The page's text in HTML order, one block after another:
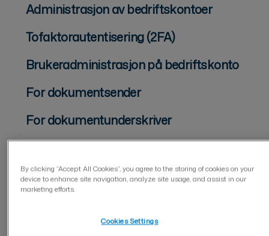
Administrasjon av bedriftskontoer
Tofaktorautentisering (2FA)
Brukeradministrasjon på bedriftskonto
For dokumentsender
For dokumentunderskriver
Dokumenthåndtering
Dokumenter
Nøkkelord
By clicking “Accept All Cookies”, you agree to the storing of cookies on your
device to enhance site navigation, analyze site usage, and assist in our
marketing efforts.
Cookies Settings